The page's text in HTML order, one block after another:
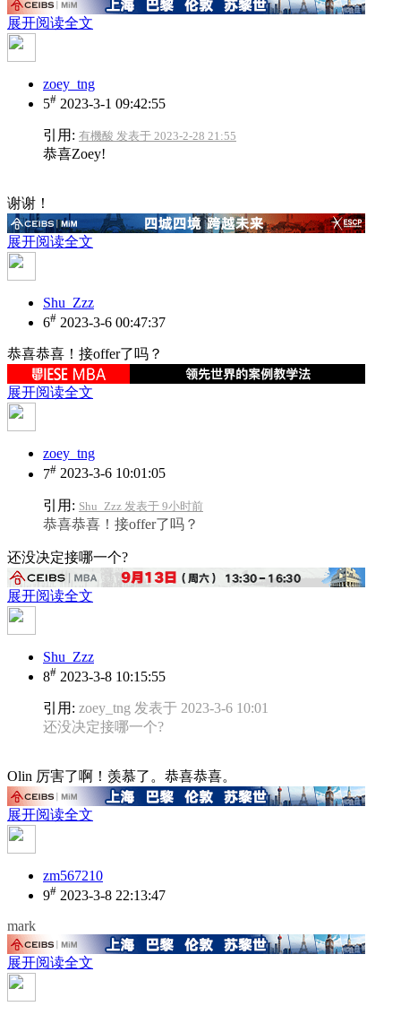
展开阅读全文
zoey_tng
5# 2023-3-1 09:42:55
引用: 有機酸 发表于 2023-2-28 21:55
恭喜Zoey!
谢谢！
展开阅读全文
Shu_Zzz
6# 2023-3-6 00:47:37
恭喜恭喜！接offer了吗？
展开阅读全文
zoey_tng
7# 2023-3-6 10:01:05
引用: Shu_Zzz 发表于 9小时前
恭喜恭喜！接offer了吗？
还没决定接哪一个?
展开阅读全文
Shu_Zzz
8# 2023-3-8 10:15:55
引用: zoey_tng 发表于 2023-3-6 10:01
还没决定接哪一个?
Olin 厉害了啊！羡慕了。恭喜恭喜。
展开阅读全文
zm567210
9# 2023-3-8 22:13:47
mark
展开阅读全文